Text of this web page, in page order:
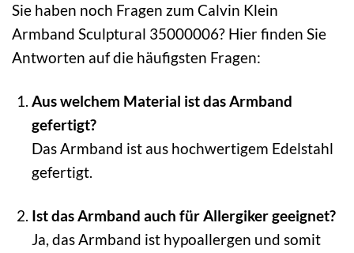
Sie haben noch Fragen zum Calvin Klein
Armband Sculptural 35000006? Hier finden Sie
Antworten auf die häufigsten Fragen:
Aus welchem Material ist das Armband
gefertigt?
Das Armband ist aus hochwertigem Edelstahl
gefertigt.
Ist das Armband auch für Allergiker geeignet?
Ja, das Armband ist hypoallergen und somit